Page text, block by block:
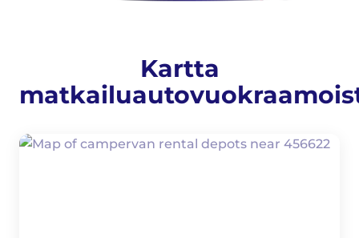
Kartta